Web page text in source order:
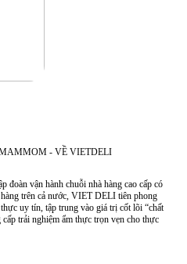
vận hành chuỗi nhà hàng cao cấp có
trên cả nước, VIET DELI tiên phong
uy tín, tập trung vào giá trị cốt lõi “chất
trải nghiệm ẩm thực trọn vẹn cho thực